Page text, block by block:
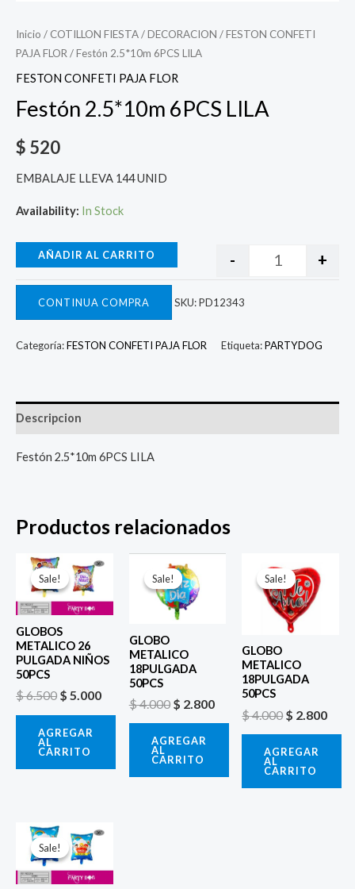
Inicio / COTILLON FIESTA/DECORACION /FESTON CONFETI
PAJA FLOR / Festón 2.5*10m 6PCS LILA
FESTON CONFETI PAJA FLOR
Festón 2.5*10m 6PCS LILA
$ 520
EMBALAJE LLEVA 144 UNID
Availability: In Stock
- +
AÑADIR AL CARRITO
CONTINUA COMPRA SKU:PD12343
Categoría:FESTON CONFETI PAJA FLOR Etiqueta:PARTYDOG
Descripcion
Festón 2.5*10m 6PCS LILA
Productos relacionados
Sale!
Sale!
GLOBOS
METALICO 26
PULGADA NIÑOS
50PCS
$6.500
El
precio
original
era:
$ 5.000
El
AGREGAR
AL
CARRITO
Sale!
Sale!
GLOBO
METALICO
18PULGADA
50PCS
$4.000
precio
original
era:
$ 4.000.
$ 2.800
AGREGAR
AL
CARRITO
Sale!
Sale!
GLOBO
METALICO
18PULGADA
50PCS
$4.000
precio
original
era:
$ 4.000.
$ 2.800
AGREGAR
AL
CARRITO
Sale!
Sale!
El
precio
original
era:
El